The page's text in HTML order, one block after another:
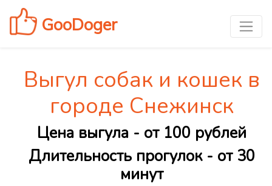
GooDoger
Выгул собак и кошек в
городе Снежинск
Цена выгула - от 100 рублей
Длительность прогулок - от 30
минут